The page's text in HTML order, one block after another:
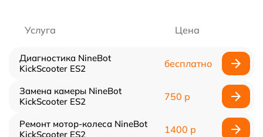
Услуга Цена
Диагностика NineBot
KickScooter ES2
бесплатно
Замена камеры NineBot
KickScooter ES2
750 р
Ремонт мотор-колеса NineBot
KickScooter ES2
1400 р